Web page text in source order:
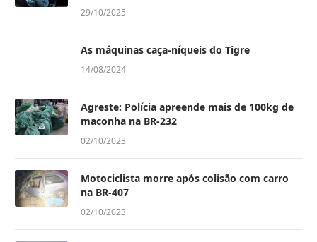
29/10/2025
As máquinas caça-níqueis do Tigre
14/08/2024
Agreste: Polícia apreende mais de 100kg de
maconha na BR-232
02/10/2023
Motociclista morre após colisão com carro
na BR-407
02/10/2023